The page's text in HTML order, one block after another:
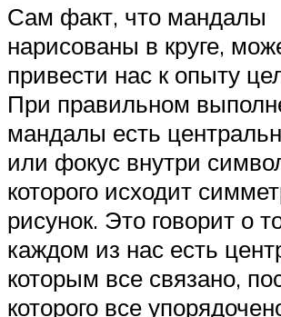
Сам факт, что мандалы
нарисованы в круге,
привести нас к опыту
При правильном
мандалы есть
или фокус внутри
которого исходит
рисунок. Это говорит о
каждом из нас есть
которым все связано,
которого все